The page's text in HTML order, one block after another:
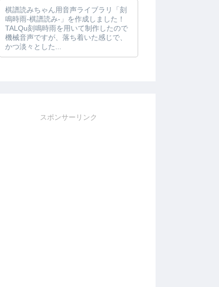
棋譜読みちゃん用音声ライブラリ「刻
鳴時雨-棋譜読み-」を作成しました！
TALQu刻鳴時雨を用いて制作したので
機械音声ですが、落ち着いた感じで、
かつ淡々とした...
スポンサーリンク